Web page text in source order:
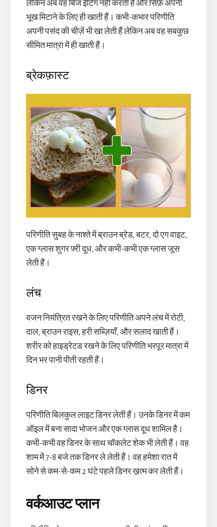
लेकिन अब वह बिंज ईटिंग नहीं करती हैं और सिर्फ़ अपनी
भूख मिटाने के लिए ही खाती हैं। कभी-कभार परिणीति
अपनी पसंद की चीज़ें भी खा लेती हैं लेकिन अब वह सबकुछ
सीमित मात्रा में ही खाती हैं।
ब्रेकफ़ास्ट
परिणीति सुबह के नाश्ते में ब्राउन ब्रेड, बटर, दो एग वाइट,
एक ग्लास शुगर फ़्री दूध, और कभी-कभी एक ग्लास जूस
लेती हैं।
लंच
वजन नियंत्रित रखने के लिए परिणीति अपने लंच में रोटी,
दाल, ब्राउन राइस, हरी सब्ज़ियाँ, और सलाद खाती हैं।
शरीर को हाइड्रेटड रखने के लिए परिणीति भरपूर मात्रा में
दिन भर पानी पीती रहती हैं।
डिनर
परिणीति बिलकुल लाइट डिनर लेती हैं। उनके डिनर में कम
ऑइल में बना सादा भोजन और एक ग्लास दूध शामिल है।
कभी-कभी वह डिनर के साथ चॉकलेट शेक भी लेती हैं। वह
शाम में 7-8 बजे तक डिनर ले लेती हैं। वह हमेशा रात में
सोने से कम-से-कम 2 घंटे पहले डिनर ख़त्म कर लेती हैं।
वर्कआउट प्लान